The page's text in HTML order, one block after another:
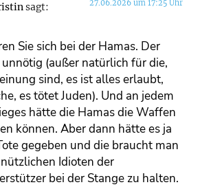
sagt: 27.06.2026 um 17:25 Uhr
Sie sich bei der Hamas. Der
(außer natürlich für die,
sind, es ist alles erlaubt,
es tötet Juden). Und an jedem
hätte die Hamas die Waffen
können. Aber dann hätte es ja
gegeben und die braucht man
Idioten der
bei der Stange zu halten.